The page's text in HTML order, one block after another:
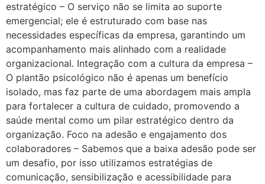
estratégico – O serviço não se limita ao suporte
emergencial; ele é estruturado com base nas
necessidades específicas da empresa, garantindo um
acompanhamento mais alinhado com a realidade
organizacional. Integração com a cultura da empresa –
O plantão psicológico não é apenas um benefício
isolado, mas faz parte de uma abordagem mais ampla
para fortalecer a cultura de cuidado, promovendo a
saúde mental como um pilar estratégico dentro da
organização. Foco na adesão e engajamento dos
colaboradores – Sabemos que a baixa adesão pode ser
um desafio, por isso utilizamos estratégias de
comunicação, sensibilização e acessibilidade para